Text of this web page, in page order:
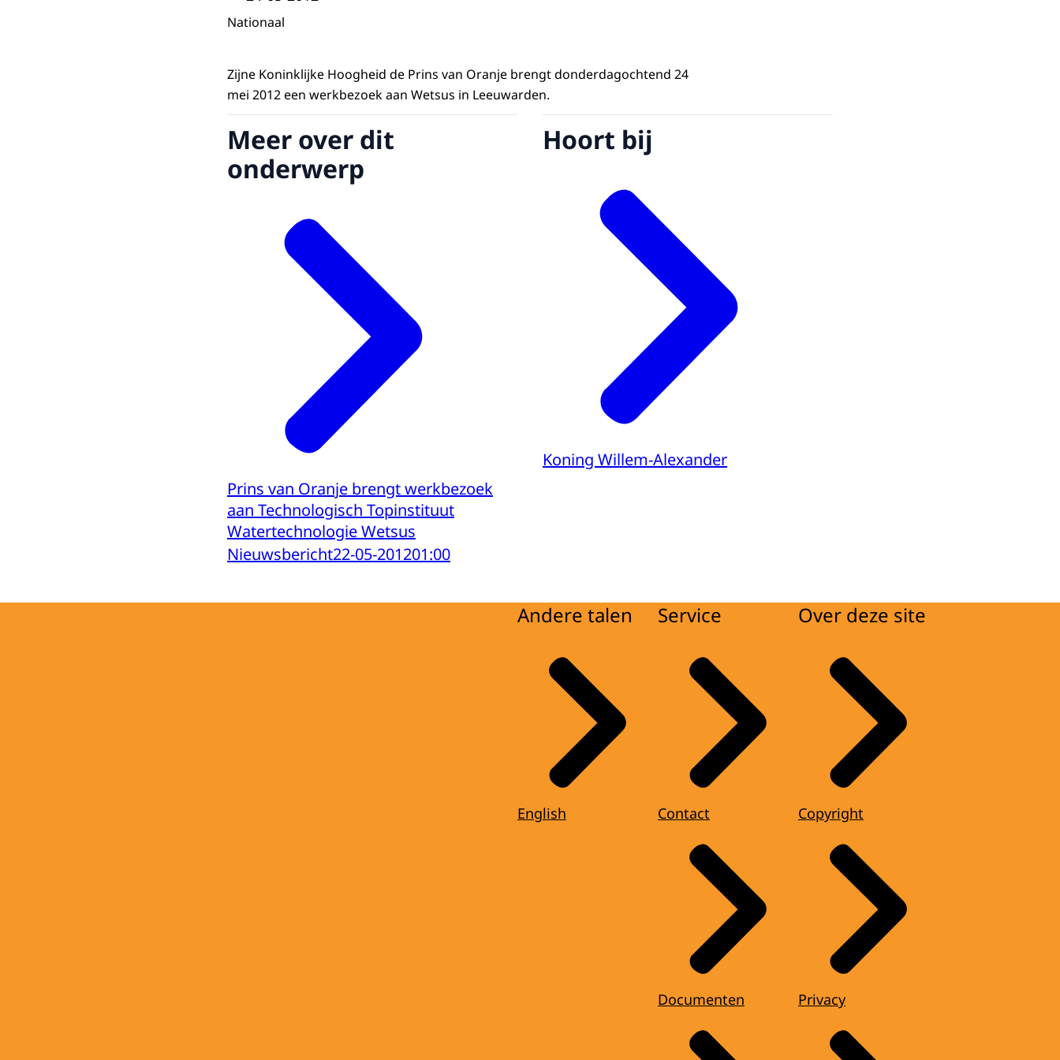
Nationaal
Zijne Koninklijke Hoogheid de Prins van Oranje brengt donderdagochtend 24
mei 2012 een werkbezoek aan Wetsus in Leeuwarden.
Meer over dit
onderwerp
Prins van Oranje brengt werkbezoek
aan Technologisch Topinstituut
Watertechnologie Wetsus
Nieuwsbericht22-05-201201:00
Hoort bij
Koning Willem-Alexander
Andere talen
English
Service
Contact
Documenten
Over deze site
Copyright
Privacy